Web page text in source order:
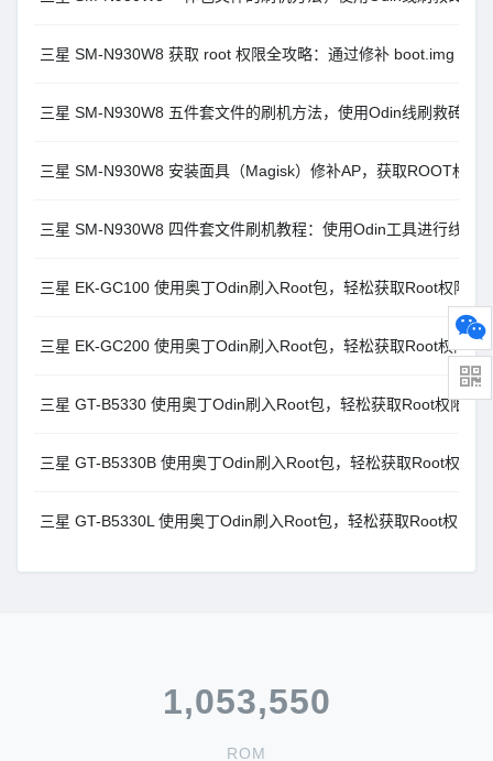
三星 SM-N930W8 获取 root 权限全攻略：通过修补 boot.img 实
三星 SM-N930W8 五件套文件的刷机方法，使用Odin线刷救砖教程
三星 SM-N930W8 安装面具（Magisk）修补AP，获取ROOT权限
三星 SM-N930W8 四件套文件刷机教程：使用Odin工具进行线刷
三星 EK-GC100 使用奥丁Odin刷入Root包，轻松获取Root权限
三星 EK-GC200 使用奥丁Odin刷入Root包，轻松获取Root权限
三星 GT-B5330 使用奥丁Odin刷入Root包，轻松获取Root权限
三星 GT-B5330B 使用奥丁Odin刷入Root包，轻松获取Root权限
三星 GT-B5330L 使用奥丁Odin刷入Root包，轻松获取Root权限
1,053,550
ROM